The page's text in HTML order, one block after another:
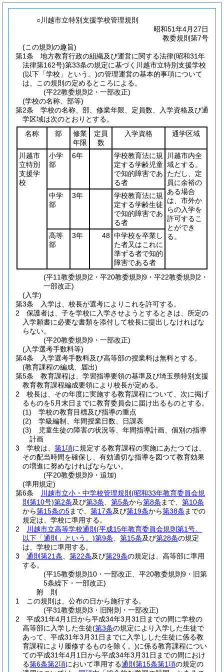
○川越市立特別支援学校管理規則
昭和51年4月27日
教委規則第7号
(この規則の趣旨)
第1条
地方教育行政の組織及び運営に関する法律(昭和31年
法律第162号)第33条の規定に基づく川越市立特別支援学校
(以下「学校」という。)の管理運営の基本的事項について
は、この規則の定めるところによる。
(平22教委規則2・一部改正)
(学校の名称、部等)
第2条
学校の名称、部、修業年限、定員数、入学資格及び通
学区域は次のとおりとする。
名称
部
修業
年限
定員
数
入学資格 通学区域
川越市
立特別
支援学
校
小学
部
6年
学校教育法に規
定する学齢児童
で知的障害であ
る者
川越市内全
域とする。
ただし、定
員に余裕の
ある場合
は、市外か
らの入学を
許可するこ
とができ
る。
中学
部
3年
学校教育法に規
定する学齢生徒
で知的障害であ
る者
高等
部
3年 48 中学校を卒業し
た者又はこれに
準ずる者で知的
障害である者
(平11教委規則2・平20教委規則9・平22教委規則2・
一部改正)
(入学)
第3条
入学は、校長が選考によりこれを許可する。
2
保護者は、子を学校に入学させようとするときは、所定の
入学願書に必要な書類を添付して校長に提出しなければな
らない。
(平20教委規則9・一部改正)
(入学選考手数料等)
第4条
入学選考手数料及び高等部の授業料は無料とする。
(教育課程の編成、届出)
第5条
教育課程は、学習指導要領の基準及び埼玉県特別支援
教育教育課程編成要領により校長が定める。
2
校長は、その年度に実施する教育課程について、次に掲げ
るものを5月末日までに教育委員会に届け出るものとする。
(1)
学校の教育目標及び指導の重点
(2)
学級編制、年間授業日数、日課表
(3)
児童生徒の障害の状況等、年間指導計画、個別の指導
計画
3
学校は、 第1項に規定する教育課程の実施にあたつては、
その配当時間を確保し、有効適切な指導を図つて教育効果
の増進に努めなければならない。
(平20教委規則9・追加)
(準用規定)
第6条
川越市立小・中学校管理規則 (昭和33年教育委員会規
則第10号)第2条及び第3条 第5条から第8条 まで、 第10条
から第15条の5まで、 第17条及び第19条から第38条 までの
規定は、学校に準用する。
2
川越市立高等学校通則 (平成15年教育委員会規則第1号。
以下「通則」という。)第9条 第15条及び第28条の規定
は、学校に準用する。
3
通則第21条 第22条及び第29条の規定は、高等部に準用
する。
(平15教委規則10・一部改正、平20教委規則9・旧第
5条繰下・一部改正)
附 則
1
この規則は、公布の日から施行する。
(平31教委規則3・旧附則・一部改正)
2
平成31年4月1日から平成34年3月31日までの間に学校の
高等部に入学した生徒(第3条の規定により入学した生徒で
あって、平成31年3月31日までに入学しした生徒に係る教
育課程により履修するものを除く。)に係る教育課程につい
ての平成31年4月1日から平成34年3月31日までの間におけ
る第6条第2項において準用する通則第15条第1項の規定の